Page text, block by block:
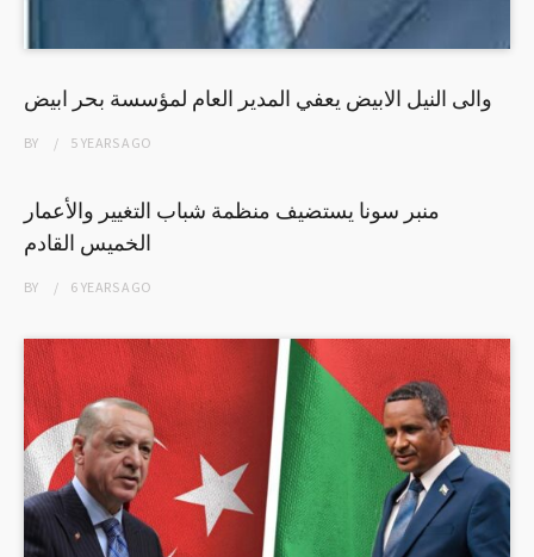
والى النيل الابيض يعفي المدير العام لمؤسسة بحر ابيض
BY 5 YEARSAGO
منبر سونا يستضيف منظمة شباب التغيير والأعمار
الخميس القادم
BY 6 YEARSAGO